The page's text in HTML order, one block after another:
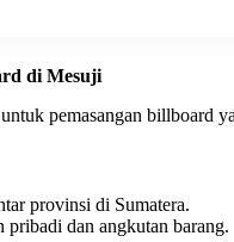
di Mesuji
pemasangan billboard
provinsi di Sumatera.
pribadi dan angkutan barang.